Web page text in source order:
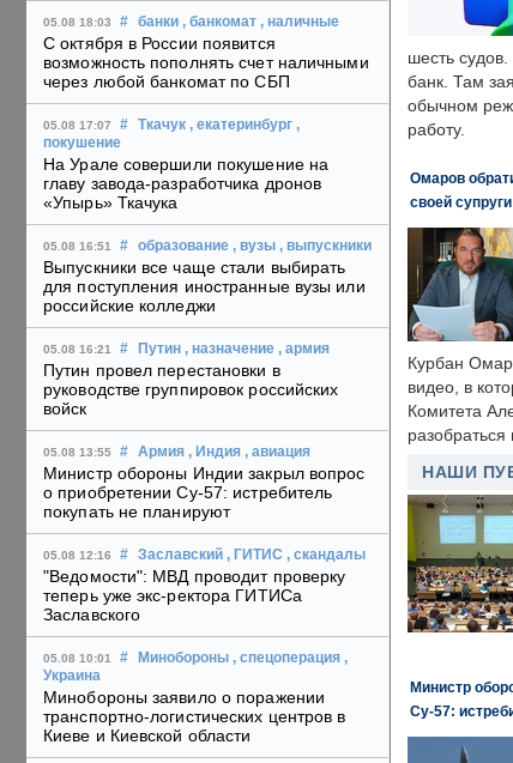
05.08 18:03 # банки , банкомат , наличные
С октября в России появится
возможность пополнять счет наличными
через любой банкомат по СБП
05.08 17:07 # Ткачук , екатеринбург ,
покушение
На Урале совершили покушение на
главу завода-разработчика дронов
«Упырь» Ткачука
05.08 16:51 # образование , вузы , выпускники
Выпускники все чаще стали выбирать
для поступления иностранные вузы или
российские колледжи
05.08 16:21 # Путин , назначение , армия
Путин провел перестановки в
руководстве группировок российских
войск
05.08 13:55 # Армия , Индия , авиация
Министр обороны Индии закрыл вопрос
о приобретении Су-57: истребитель
покупать не планируют
05.08 12:16 # Заславский , ГИТИС , скандалы
"Ведомости": МВД проводит проверку
теперь уже экс-ректора ГИТИСа
Заславского
05.08 10:01 # Минобороны , спецоперация ,
Украина
Минобороны заявило о поражении
транспортно-логистических центров в
Киеве и Киевской области
шесть
банк. Там
обычном
работу.
Омаров
своей супруги
Курбан
видео, в
Комитета
разобраться
НАШИ
Министр
Су-57: